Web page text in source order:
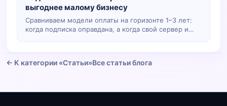
выгоднее малому бизнесу
Сравниваем модели оплаты на горизонте 1–3 лет:
когда подписка оправдана, а когда свой сервер и
← К категории «Статьи»Все статьи блога